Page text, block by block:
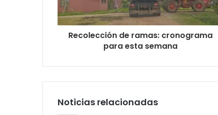
Recolección de ramas: cronograma
para esta semana
Noticias relacionadas